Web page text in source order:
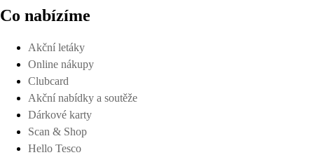
Co nabízíme
Akční letáky
Online nákupy
Clubcard
Akční nabídky a soutěže
Dárkové karty
Scan & Shop
Hello Tesco